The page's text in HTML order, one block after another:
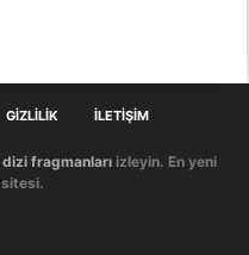
GIZLILIK İLETIŞIM
dizi fragmanları izleyin. En yeni
sitesi.